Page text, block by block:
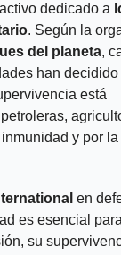
dedicado a
. Según la
del planeta,
han decidido
está
y por
en
es esencial
su